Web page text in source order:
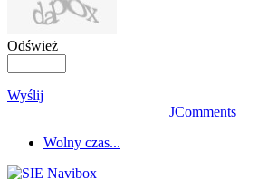
Odśwież
Wyślij
JComments
Wolny czas...